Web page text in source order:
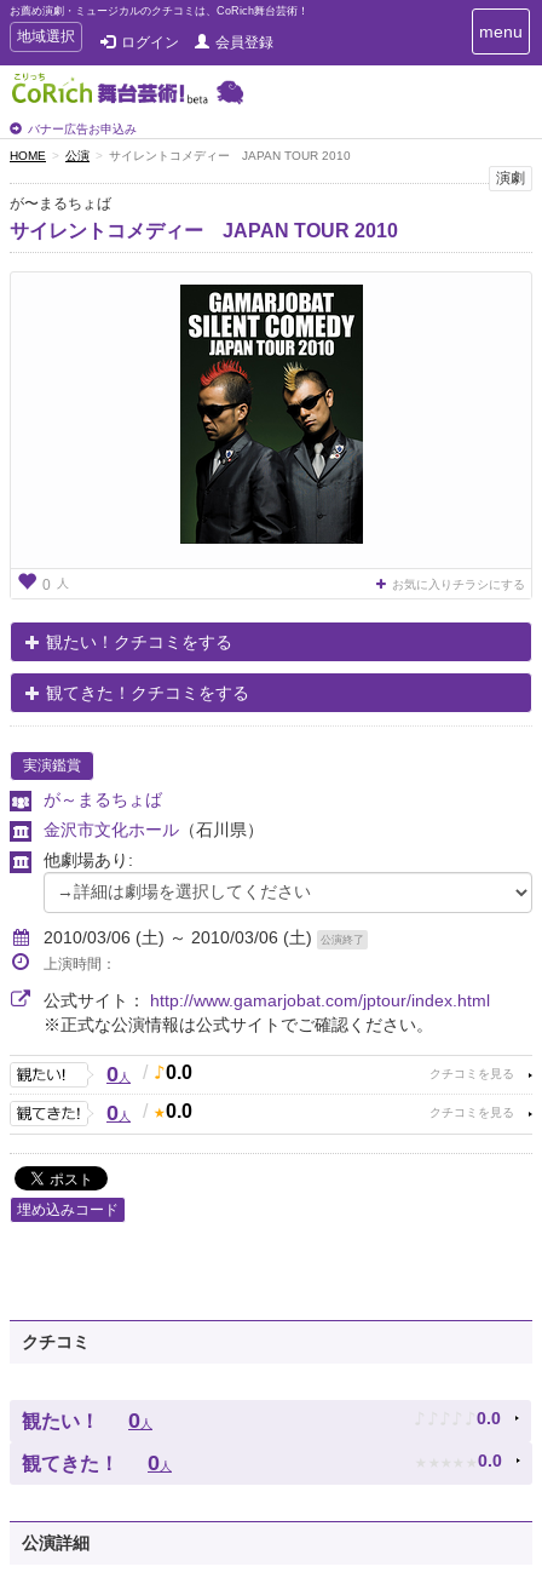
お薦め演劇・ミュージカルのクチコミは、CoRich舞台芸術！
T
o
g
g
e
n
a
v
i
g
地域選択 ログイン 会員登録
バナー広告お申込み
T
o
i
g
menu
HOME 公演 サイレントコメディー JAPAN TOUR 2010
演劇
が〜まるちょば
サイレントコメディー JAPAN TOUR 2010
0 人 お気に入りチラシにする
観たい！クチコミをする
観てきた！クチコミをする
実演鑑賞
が～まるちょば
金沢市文化ホール （石川県）
他劇場あり:
2010/03/06 (土) ～ 2010/03/06 (土) 公演終了
上演時間：
公式サイト： http://www.gamarjobat.com/jptour/index.html
※正式な公演情報は公式サイトでご確認ください。
0人 / 0.0
0人 / 0.0
埋め込みコード
クチコミ
観たい！ 0人 ♪ ♪ ♪ ♪ ♪ 0.0
観てきた！ 0人 ★ ★ ★ ★ ★ 0.0
公演詳細